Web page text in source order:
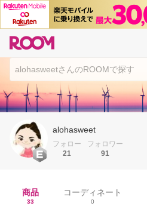
alohasweet
フォロー
21
フォロワー
91
商品
33
コーディネート
0